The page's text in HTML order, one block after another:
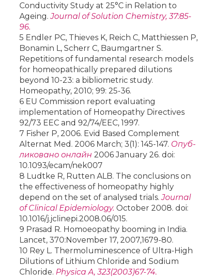
Conductivity Study at 25°C in Relation to
Ageing.Journal of Solution Chemistry, 37:85-
96.
5 Endler PC, Thieves K, Reich C, Matthiessen P,
Bonamin L, Scherr C, Baumgartner S.
Repetitions of fundamental research models
for homeopathically prepared dilutions
beyond 10-23: a bibliometric study.
Homeopathy, 2010; 99: 25-36.
6 EU Commission report evaluating
implementation of Homeopathy Directives
92/73 EEC and 92/74/EEC, 1997.
7 Fisher P, 2006. Evid Based Complement
Alternat Med. 2006 March; 3(1): 145-147. Опуб­
ли­ко­ва­но он­лайн 2006 January 26. doi:
10.1093/ecam/nek007
8 Ludtke R, Rutten ALB. The conclusions on
the effectiveness of homeopathy highly
depend on the set of analysed trials.Journal
of Clinical Epidemiology. October 2008. doi:
10.1016/j.jclinepi.2008.06/015.
9 Prasad R. Homoeopathy booming in India.
Lancet, 370:November 17, 2007,1679-80.
10 Rey L. Thermoluminescence of Ultra-High
Dilutions of Lithium Chloride and Sodium
Chloride. Physica A, 323(2003)67-74.